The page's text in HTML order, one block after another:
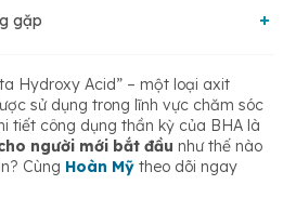
gặp
thể sử dụng BHA không?
ngày?
Hydroxy Acid” – một loại axit
sử dụng trong lĩnh vực chăm sóc
tiết công dụng thần kỳ của BHA là
người mới bắt đầu như thế nào
Cùng Hoàn Mỹ theo dõi ngay